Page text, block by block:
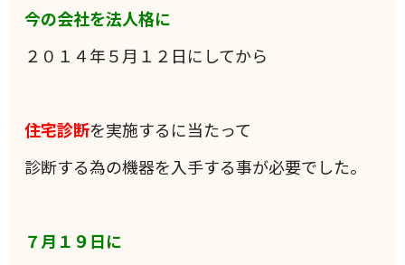
今の会社を法人格に
２０１４年５月１２日にしてから
住宅診断を実施するに当たって
診断する為の機器を入手する事が必要でした。
７月１９日に